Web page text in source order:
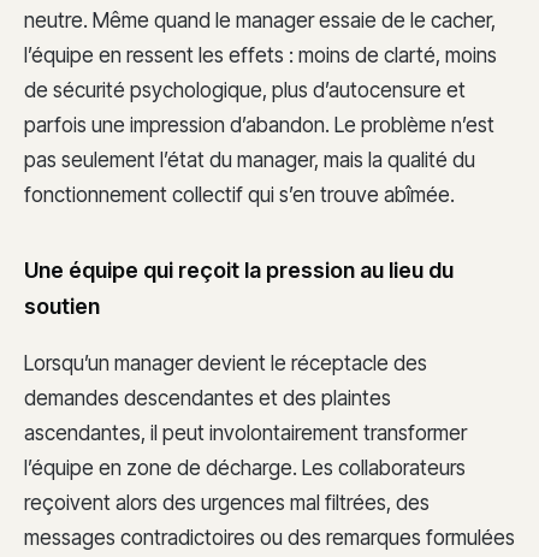
neutre. Même quand le manager essaie de le cacher,
l’équipe en ressent les effets : moins de clarté, moins
de sécurité psychologique, plus d’autocensure et
parfois une impression d’abandon. Le problème n’est
pas seulement l’état du manager, mais la qualité du
fonctionnement collectif qui s’en trouve abîmée.
Une équipe qui reçoit la pression au lieu du
soutien
Lorsqu’un manager devient le réceptacle des
demandes descendantes et des plaintes
ascendantes, il peut involontairement transformer
l’équipe en zone de décharge. Les collaborateurs
reçoivent alors des urgences mal filtrées, des
messages contradictoires ou des remarques formulées